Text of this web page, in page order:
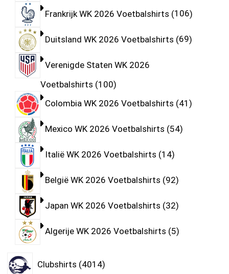
Frankrijk WK 2026 Voetbalshirts 106
Duitsland WK 2026 Voetbalshirts 69
Verenigde Staten WK 2026
Voetbalshirts 100
Colombia WK 2026 Voetbalshirts 41
Mexico WK 2026 Voetbalshirts 54
Italië WK 2026 Voetbalshirts 14
België WK 2026 Voetbalshirts 92
Japan WK 2026 Voetbalshirts 32
Algerije WK 2026 Voetbalshirts 5
Clubshirts 4014